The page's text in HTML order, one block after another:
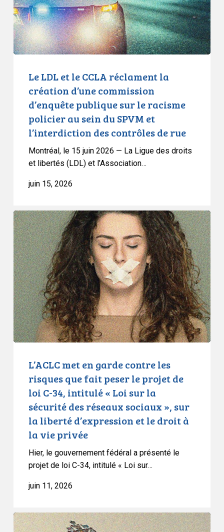
la
création
d’une
commission
d’enquête
racisme
policier
des
contrôles
de
rue
Le LDL et le CCLA réclament la
création d’une commission
d’enquête publique sur le racisme
policier au sein du SPVM et
l’interdiction des contrôles de rue
Montréal, le 15 juin 2026 — La Ligue des droits
et libertés (LDL) et l’Association…
juin 15, 2026
L’ACLC
met
en
garde
contre
les
risques
que
fait
peser
intitulé
sécurité
réseaux
sociaux
L’ACLC met en garde contre les
risques que fait peser le projet de
loi C-34, intitulé « Loi sur la
sécurité des réseaux sociaux », sur
la liberté d’expression et le droit à
la vie privée
Hier, le gouvernement fédéral a présenté le
projet de loi C-34, intitulé « Loi sur…
juin 11, 2026
L’ACLC